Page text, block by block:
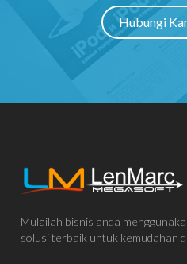
Hubungi
Mulailah bisnis anda
solusi terbaik untuk kemudahan